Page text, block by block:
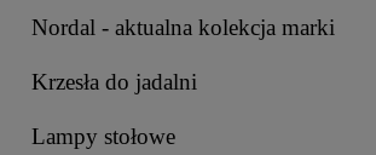
Nordal - aktualna kolekcja marki
Krzesła do jadalni
Lampy stołowe